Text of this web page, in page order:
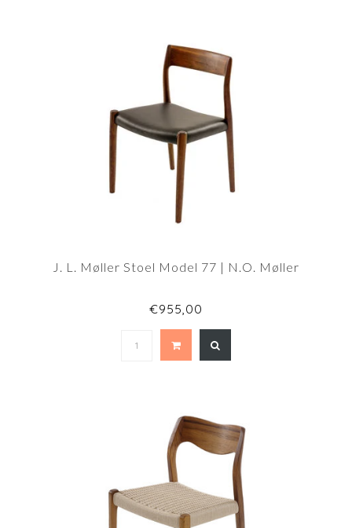
J. L. Møller Stoel Model 77 | N.O. Møller
€955,00